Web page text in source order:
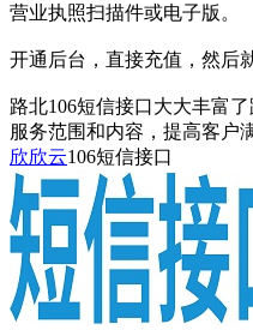
营业执照扫描件或电子版。
开通后台，直接充值，然后
路北106短信接口大大丰富
服务范围和内容，提高客户
欣欣云106短信接口